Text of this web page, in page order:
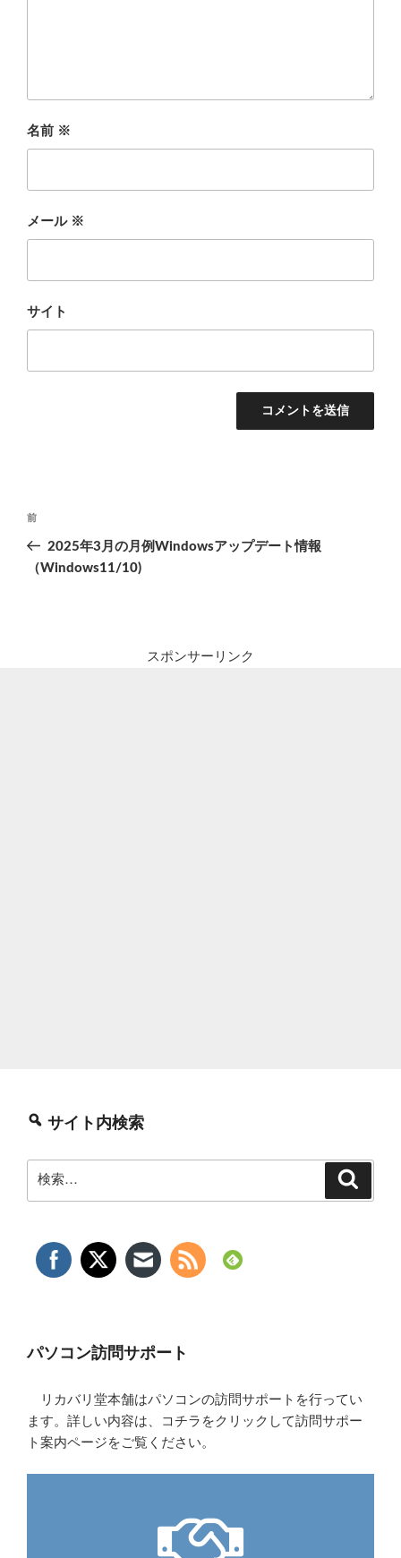
名前 ※
メール ※
サイト
投
ナ
前
の
投
前
2025年3月の月例Windowsアップデート情報
（Windows11/10)
スポンサーリンク
サイト内検索
索:
パソコン訪問サポート
リカバリ堂本舗はパソコンの訪問サポートを行ってい
ます。詳しい内容は、コチラをクリックして訪問サポー
ト案内ページをご覧ください。